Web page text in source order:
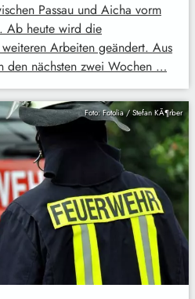
Passau und Aicha vorm
Ab heute wird die
Arbeiten geändert. Aus
den nächsten zwei Wochen …
Foto: Fotolia / Stefan KÃ¶rber